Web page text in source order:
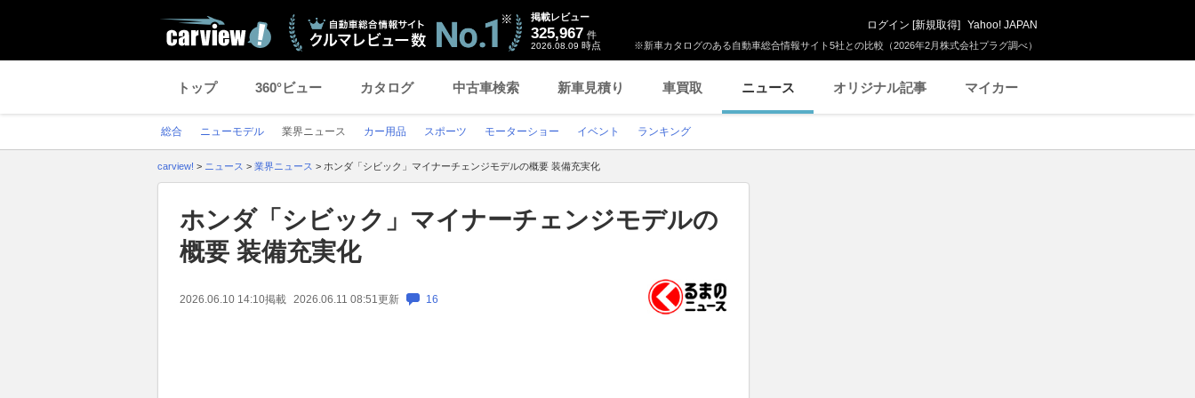
※新車カタログのある自動車総合情報サイト5社との比較（2026年2月株式会社プラグ調べ）
掲載レビュー
325,967 件
2026.08.09 時点
ログイン [新規取得] Yahoo! JAPAN
トップ 360°ビュー カタログ 中古車検索 新車見積り 車買取 ニュース オリジナル記事 マイカー
総合 ニューモデル 業界ニュース カー用品 スポーツ モーターショー イベント ランキング
carview! > ニュース > 業界ニュース > ホンダ「シビック」マイナーチェンジモデルの概要 装備充実化
ホンダ「シビック」マイナーチェンジモデルの
概要 装備充実化
2026.06.10 14:10掲載 2026.06.11 08:51 更新 16